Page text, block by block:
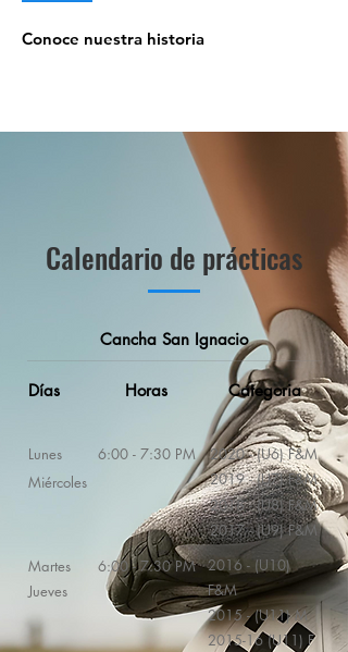
Conoce nuestra historia
Calendario de prácticas
Cancha San Ignacio
Días
Lunes
Horas
6:00 - 7:30 PM
Miércoles
Martes
6:00 - 7:30 PM
Jueves
Categoria
2020 - (U6) F&M
2019 - (U7) F&M
2018 - (U8) F&M
2017 - (U9) F&M
2016 - (U10)
F&M
2015 - (U11) M
2015-16 (U11) F